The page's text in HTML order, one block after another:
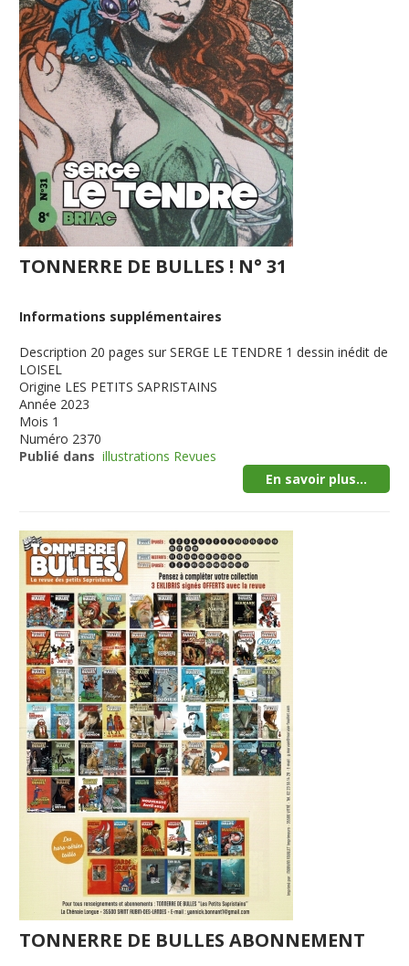
TONNERRE DE BULLES ! N° 31
Informations supplémentaires
Description 20 pages sur SERGE LE TENDRE 1 dessin inédit de
LOISEL
Origine LES PETITS SAPRISTAINS
Année 2023
Mois 1
Numéro 2370
Publié dans illustrations Revues
En savoir plus...
TONNERRE DE BULLES ABONNEMENT